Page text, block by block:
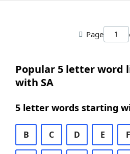
Page
Popular 5 letter word
with SA
5 letter words starting
B C D E F